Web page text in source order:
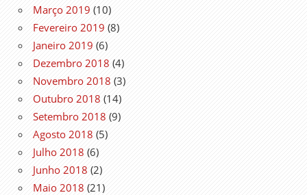
Março 2019 (10)
Fevereiro 2019 (8)
Janeiro 2019 (6)
Dezembro 2018 (4)
Novembro 2018 (3)
Outubro 2018 (14)
Setembro 2018 (9)
Agosto 2018 (5)
Julho 2018 (6)
Junho 2018 (2)
Maio 2018 (21)